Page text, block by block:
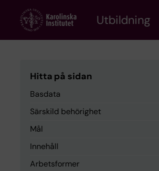
content
Utbildning
Hitta på sidan
Basdata
Särskild behörighet
Mål
Innehåll
Arbetsformer